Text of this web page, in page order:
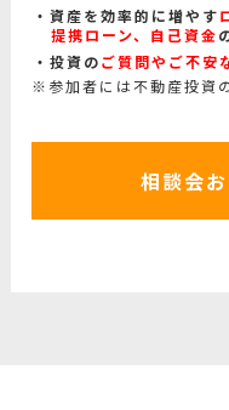
資産を効率的に増やす
提携ローン、自己資金
投資のご質問やご不安
※参加者には不動産投資
相談会